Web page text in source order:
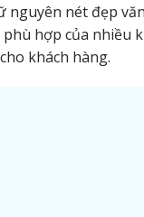
nguyên nét đẹp
hợp của nhiều
khách hàng.